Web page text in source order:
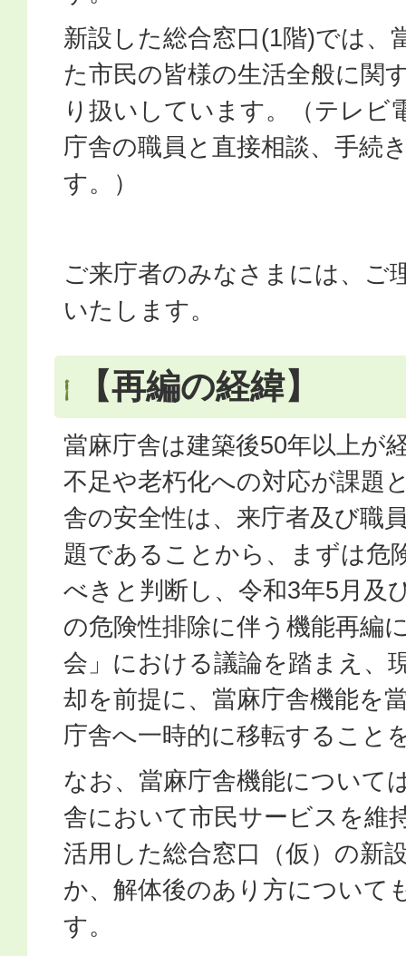
新設した総合窓口(1階)では、
た市民の皆様の生活全般に関
り扱いしています。（テレビ
庁舎の職員と直接相談、手続
す。）
ご来庁者のみなさまには、ご
いたします。
【再編の経緯】
當麻庁舎は建築後50年以上が
不足や老朽化への対応が課題
舎の安全性は、来庁者及び職
題であることから、まずは危
べきと判断し、令和3年5月及
の危険性排除に伴う機能再編
会」における議論を踏まえ、
却を前提に、當麻庁舎機能を
庁舎へ一時的に移転すること
なお、當麻庁舎機能について
舎において市民サービスを維
活用した総合窓口（仮）の新
か、解体後のあり方について
す。